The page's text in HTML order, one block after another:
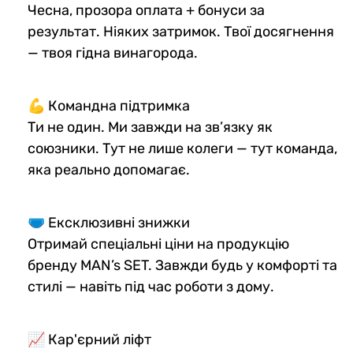
Чесна, прозора оплата + бонуси за
результат. Ніяких затримок. Твої досягнення
— твоя гідна винагорода.
💪 Командна підтримка
Ти не один. Ми завжди на зв’язку як
союзники. Тут не лише колеги — тут команда,
яка реально допомагає.
🩲 Ексклюзивні знижки
Отримай спеціальні ціни на продукцію
бренду MAN’s SET. Завжди будь у комфорті та
стилі — навіть під час роботи з дому.
📈 Кар'єрний ліфт